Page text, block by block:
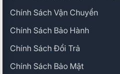
Chính Sách Vận Chuyển
Chính Sách Bảo Hành
Chính Sách Đổi Trả
Chính Sách Bảo Mật